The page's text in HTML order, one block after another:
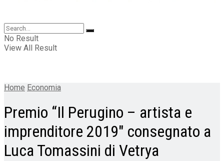
No Result
View All Result
Home Economia
Premio “Il Perugino – artista e
imprenditore 2019″ consegnato a
Luca Tomassini di Vetrya